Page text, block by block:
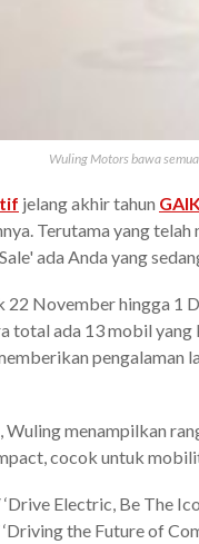
Wuling Motors bawa
jelang akhir tahun
Terutama yang
ada Anda yang
22 November hingga 1
total ada 13 mobil
menampilkan
cocok untuk
Electric, Be The
the Future of